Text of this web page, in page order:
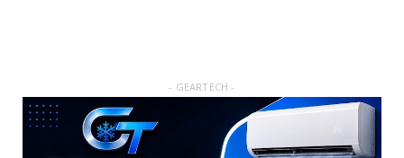
- GEARTECH -